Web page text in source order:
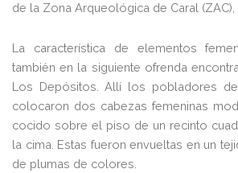
de la Zona Arqueológica de Caral (ZAC),
La característica de elementos
también en la siguiente ofrenda
Los Depósitos. Allí los pobladores
colocaron dos cabezas femeninas
cocido sobre el piso de un recinto
la cima. Estas fueron envueltas en un
de plumas de colores.